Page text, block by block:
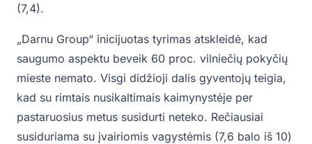
(7,4).
„Darnu Group“ inicijuotas tyrimas atskleidė, kad
saugumo aspektu beveik 60 proc. vilniečių pokyčių
mieste nemato. Visgi didžioji dalis gyventojų teigia,
kad su rimtais nusikaltimais kaimynystėje per
pastaruosius metus susidurti neteko. Rečiausiai
susiduriama su įvairiomis vagystėmis (7,6 balo iš 10)